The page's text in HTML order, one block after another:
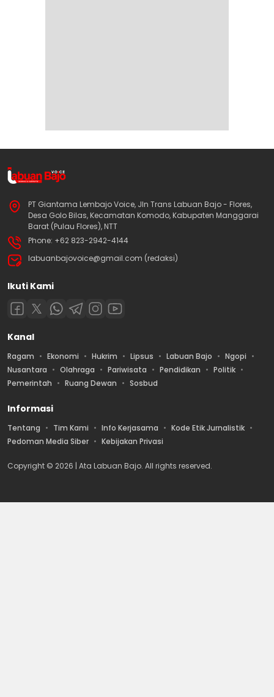
PT Giantama Lembajo Voice, Jln Trans Labuan Bajo - Flores,
Desa Golo Bilas, Kecamatan Komodo, Kabupaten Manggarai
Barat (Pulau Flores), NTT
Phone: +62 823-2942-4144
labuanbajovoice@gmail.com (redaksi)
Ikuti Kami
Kanal
Ragam Ekonomi Hukrim Lipsus Labuan Bajo
Ngopi
Nusantara
Olahraga Pariwisata Pendidikan
Politik
Pemerintah
Ruang Dewan Sosbud
Informasi
Tentang Tim Kami Info Kerjasama
Kode Etik Jurnalistik
Pedoman Media Siber
Kebijakan Privasi
Copyright © 2026 | Ata Labuan Bajo. All rights reserved.